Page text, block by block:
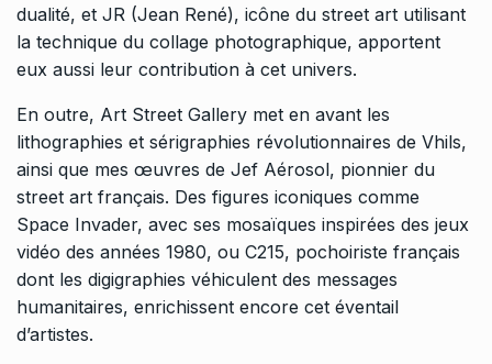
dualité, et JR (Jean René), icône du street art utilisant
la technique du collage photographique, apportent
eux aussi leur contribution à cet univers.
En outre, Art Street Gallery met en avant les
lithographies et sérigraphies révolutionnaires de Vhils,
ainsi que mes œuvres de Jef Aérosol, pionnier du
street art français. Des figures iconiques comme
Space Invader, avec ses mosaïques inspirées des jeux
vidéo des années 1980, ou C215, pochoiriste français
dont les digigraphies véhiculent des messages
humanitaires, enrichissent encore cet éventail
d’artistes.